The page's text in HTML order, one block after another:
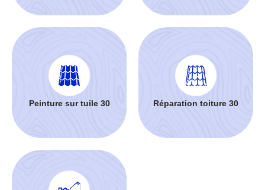
Peinture sur tuile 30 Réparation toiture 30